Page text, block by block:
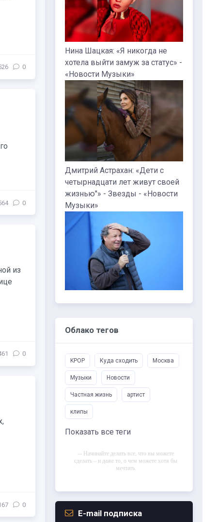
0
0
из
0
0
Нина Шацкая: «Я никогда не
хотела выйти замуж за статус» -
«Новости Музыки»
Дмитрий Астрахан: «Дети с
четырнадцати лет живут своей
жизнью"» - Звезды - «Новости
Музыки»
Облако тегов
KPOP Куда сходить Москва
Музыки Новости
Частная жизнь артист
клипы
Показать все теги
-- Начинайте делать все, что вы можете
сделать – и даже то, о чем можете хотя бы
мечтать.
всего. И мыслями можно управлять. И
-- Идите уверенно по направлению к мечте.
E-mail подписка